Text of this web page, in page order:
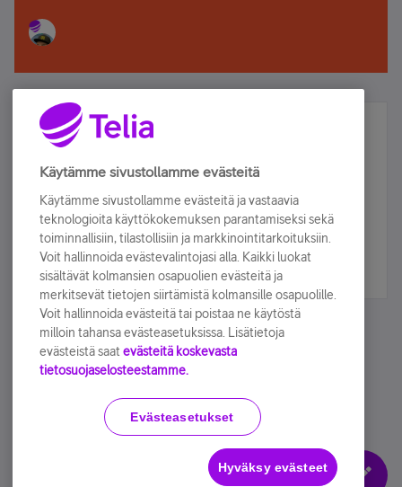
Älä jää paitsi – osallistu ja voita!
Tilaa Telian uutiskirje ja olet mukana arvonnassa.
sähköpostiisi.
Tilaa nyt
Käyttöehdot Accessibility statement
Evästeasetukset
Käytämme sivustollamme evästeitä
Käytämme sivustollamme evästeitä ja vastaavia
teknologioita käyttökokemuksen parantamiseksi sekä
toiminnallisiin, tilastollisiin ja markkinointitarkoituksiin.
Voit hallinnoida evästevalintojasi alla. Kaikki luokat
sisältävät kolmansien osapuolien evästeitä ja
merkitsevät tietojen siirtämistä kolmansille osapuolille.
Voit hallinnoida evästeitä tai poistaa ne käytöstä
milloin tahansa evästeasetuksissa. Lisätietoja
evästeistä saat evästeitä koskevasta
tietosuojaselosteestamme.
Evästeasetukset
Hyväksy evästeet